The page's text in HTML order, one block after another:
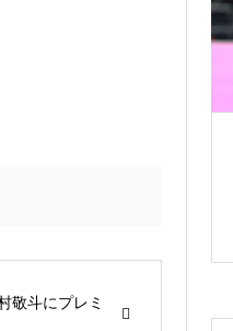
敬斗にプレミ